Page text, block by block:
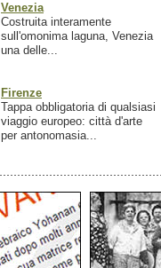
Venezia
Costruita interamente
sull'omonima laguna, Venezia
una delle...
Firenze
Tappa obbligatoria di qualsiasi
viaggio europeo: città d'arte
per antonomasia...